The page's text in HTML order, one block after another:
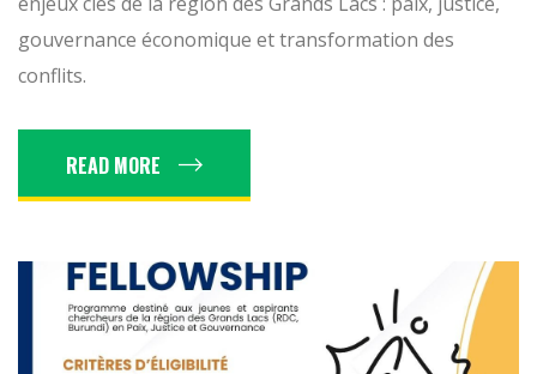
gouvernance économique et transformation des
conflits.
READ MORE